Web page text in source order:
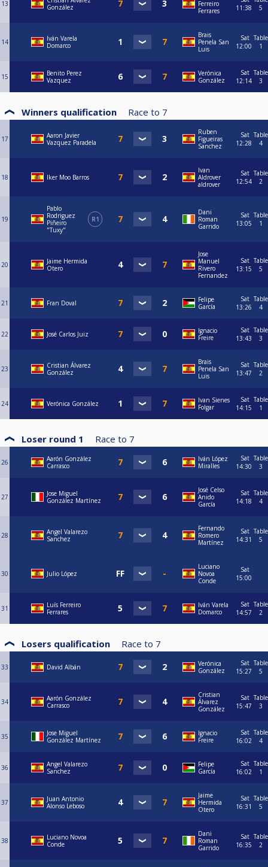
13
González
Ferreiro
Ferrares
11:38
5
14
Iván Varela
Domarco
Brais
Penela San
Luis
Sat
12:00
Table
1
15
Benito Perez
Vazquez
Verónica
González
Sat
12:14
Table
3
Winners qualification Race to 7
17
Aaron Javier
Vazquez Paradela
Ruben
Figueiras
Sanchez
Sat
12:28
Table
4
18 Iker Moo Barros
Ivan
Aldrover
aldrover
Sat
12:54
Table
2
19
Pablo
Rodriguez
Piñeiro
"Tuxy"
R1
Dani
Roman
Garrido
Sat
13:05
Table
1
20
Jaime Hermida
Otero
Jose
Manuel
Rivero
Fernandez
Sat
13:15
Table
5
21 Fran Doval
Felipe
García
Sat
13:26
Table
4
22 José Carlos Juiz
Ignacio
Freire
Sat
13:43
Table
3
23
Cristian Álvarez
González
Brais
Penela San
Luis
Sat
13:47
Table
2
24 Verónica González
Ivan Sienes
Folgar
Sat
14:15
Table
1
Loser round 1 Race to 7
26
Aarón González
Carrasco
Iván López
Miralles
Sat
14:30
Table
3
27
Jose Miguel
González Martínez
José Celso
Anido
García
Sat
14:18
Table
4
28
Angel Valarezo
Sanchez
Fernando
Romero
Martínez
Sat
14:31
Table
5
30 Julio López
Luciano
Novoa
Conde
Sat
15:00
31
Luís Ferreiro
Ferrares
Iván Varela
Domarco
Sat
14:57
Table
2
Losers qualification Race to 7
33 David Albán
Verónica
González
Sat
15:27
Table
5
34
Aarón González
Carrasco
Cristian
Álvarez
González
Sat
15:47
Table
3
35
Jose Miguel
González Martínez
Ignacio
Freire
Sat
16:02
Table
4
36
Angel Valarezo
Sanchez
Felipe
García
Sat
16:02
Table
1
37
Juan Antonio
Alonso Leboso
Jaime
Hermida
Otero
Sat
16:31
Table
5
38
Luciano Novoa
Conde
Dani
Roman
Garrido
Sat
16:35
Table
2